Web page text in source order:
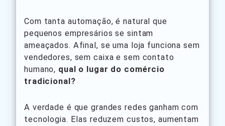
Com tanta automação, é natural que
pequenos empresários se sintam
ameaçados. Afinal, se uma loja funciona sem
vendedores, sem caixa e sem contato
humano, qual o lugar do comércio
tradicional?
A verdade é que grandes redes ganham com
tecnologia. Elas reduzem custos, aumentam